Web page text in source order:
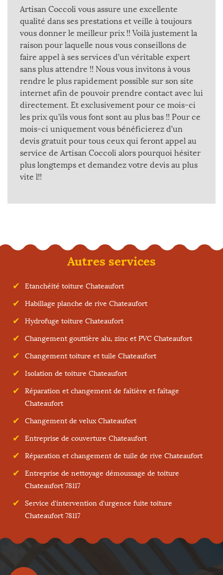
Artisan Coccoli vous assure une excellente
qualité dans ses prestations et veille à toujours
vous donner le meilleur prix !! Voilà justement la
raison pour laquelle nous vous conseillons de
faire appel à ses services d’un véritable expert
sans plus attendre !! Nous vous invitons à vous
rendre le plus rapidement possible sur son site
internet afin de pouvoir prendre contact avec lui
directement. Et exclusivement pour ce mois-ci
les prix qu’ils vous font sont au plus bas !! Pour ce
mois-ci uniquement vous bénéficierez d’un
devis gratuit pour tous ceux qui feront appel au
service de Artisan Coccoli alors pourquoi hésiter
plus longtemps et demandez votre devis au plus
vite l!!
Autres services
Etanchéité toiture Chateaufort
Habillage planche de rive Chateaufort
Hydrofuge toiture Chateaufort
Changement gouttière alu, zinc et PVC Chateaufort
Changement toiture et tuile Chateaufort
Isolation de toiture Chateaufort
Réparation et changement de faîtière et faîtage
Chateaufort
Changement de velux Chateaufort
Entreprise de couverture Chateaufort
Réparation et changement de tuile de rive Chateaufort
Entreprise de nettoyage démoussage de toiture
Chateaufort 78117
Service d'intervention d'urgence fuite toiture
Chateaufort 78117